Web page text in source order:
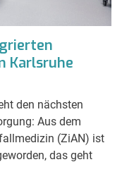
Karlsruhe
den nächsten
Aus dem
(ZiAN) ist
das geht